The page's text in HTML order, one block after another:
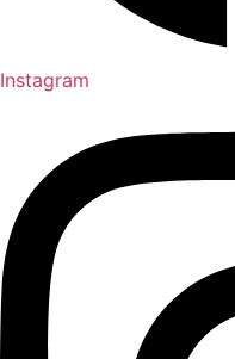
Instagram